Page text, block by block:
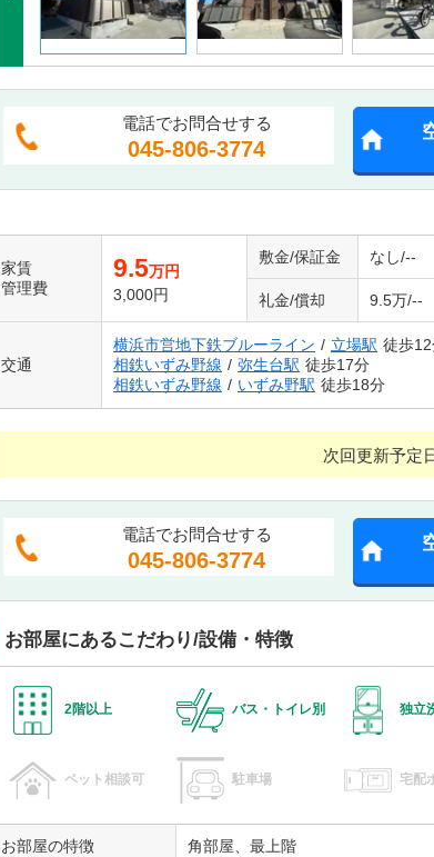
電話でお問合せする
045-806-3774
家賃
管理費
9.5万円
3,000円
敷金/保証金 なし/--
礼金/償却 9.5万/--
交通
横浜市営地下鉄ブルーライン / 立場駅 徒歩
相鉄いずみ野線 / 弥生台駅 徒歩17分
相鉄いずみ野線 / いずみ野駅 徒歩18分
次回更新予定
電話でお問合せする
045-806-3774
お部屋にあるこだわり/設備・特徴
2階以上 バス・トイレ別 独立
ペット相談可 駐車場 宅配
お部屋の特徴 角部屋、最上階